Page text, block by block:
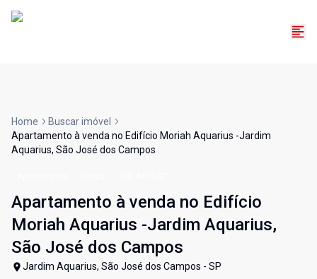
Home
Buscar imóvel
Apartamento à venda no Edifício Moriah Aquarius -Jardim
Aquarius, São José dos Campos
Apartamento à venda no Edifício
Moriah Aquarius -Jardim Aquarius,
São José dos Campos
Jardim Aquarius, São José dos Campos - SP